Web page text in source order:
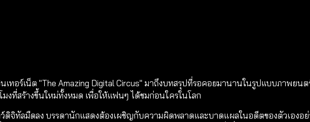
ทอร์เน็ต "The Amazing Digital Circus" มาถึงบทสรุปที่รอคอยมานานในรูปแบบภาพย
งที่สร้างขึ้นใหม่ทั้งหมด เพื่อให้แฟนๆ ได้ชมก่อนใครในโลก
ดิจิทัลมืดลง บรรดานักแสดงต้องเผชิญกับความผิดพลาดและบาดแผลในอดีตของตัวเองอ